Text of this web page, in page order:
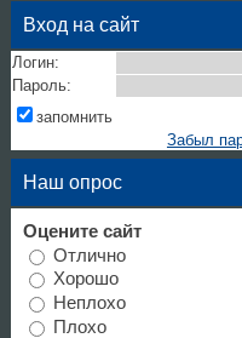
Вход на сайт
Логин:
Пароль:
запомнить
Забыл
Наш опрос
Оцените сайт
Отлично
Хорошо
Неплохо
Плохо